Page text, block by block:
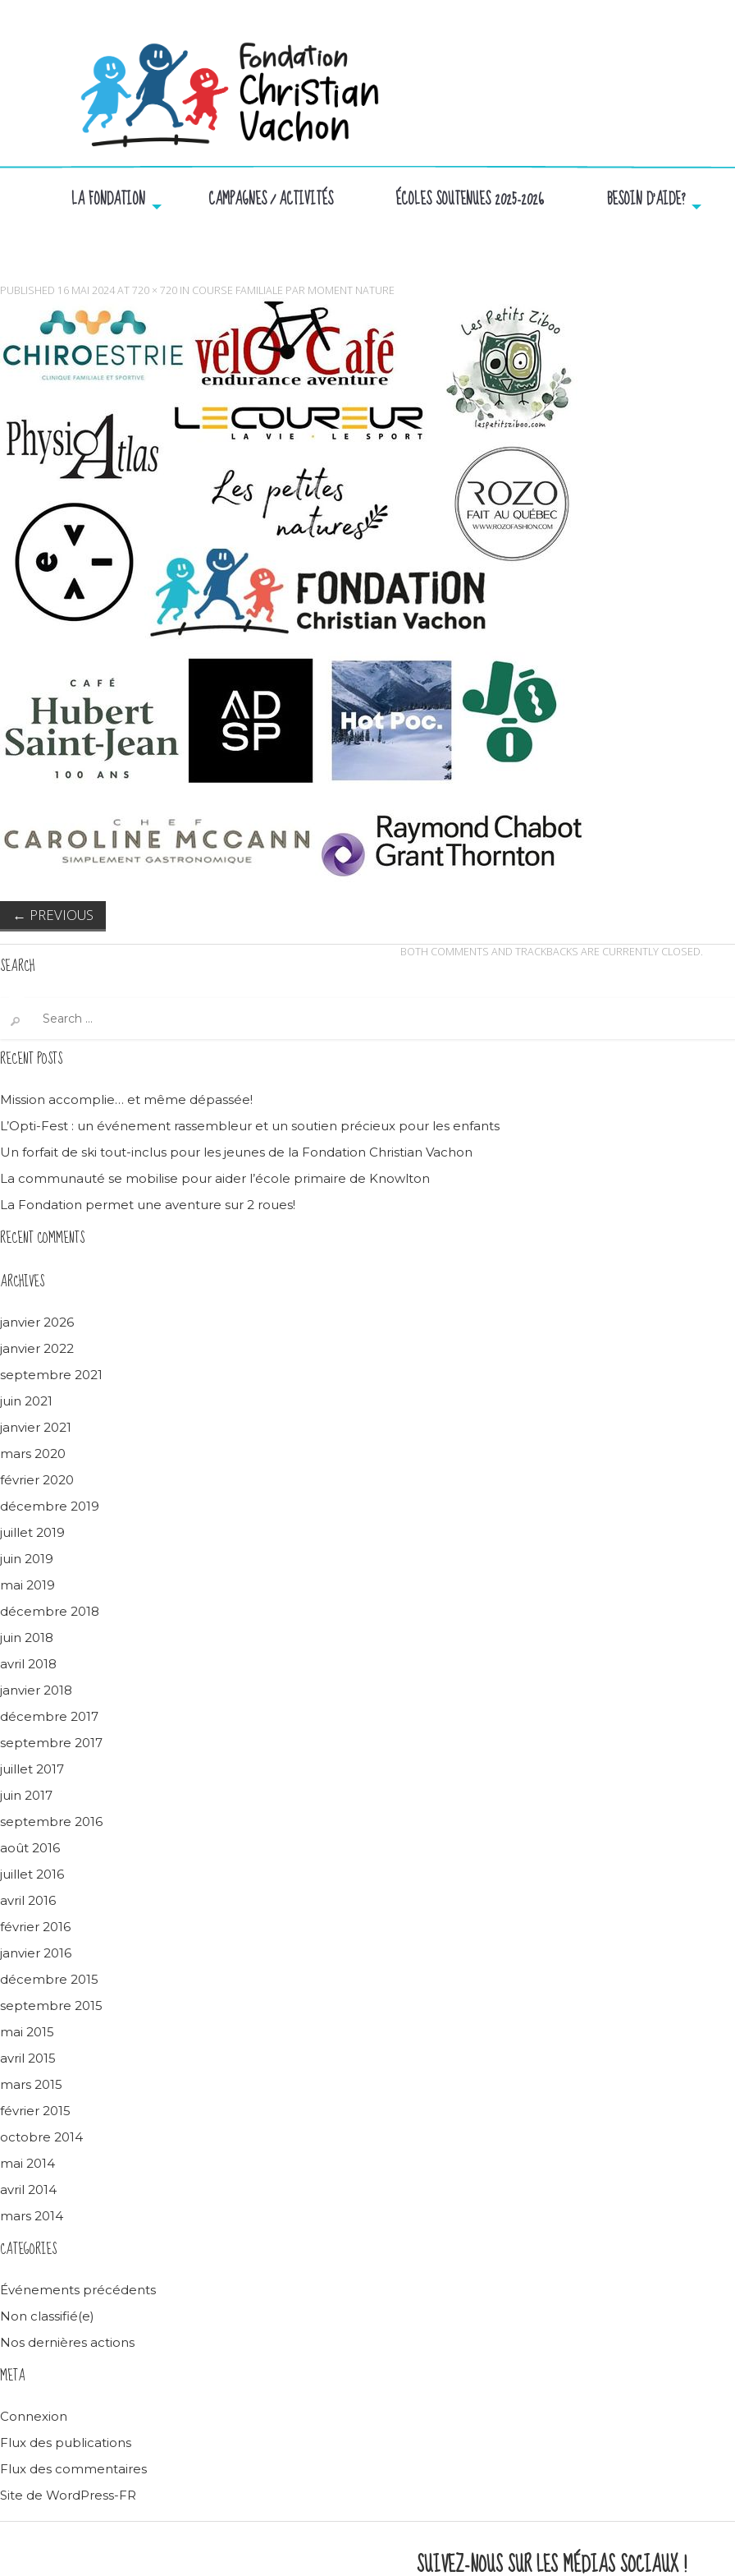
LA FONDATION CAMPAGNES / ACTIVITÉS ÉCOLES SOUTENUES 2025-2026 BESOIN D’AIDE?
PUBLISHED 16 MAI 2024AT720 × 720 IN COURSE FAMILIALE PAR MOMENT NATURE
← PREVIOUS
BOTH COMMENTS AND TRACKBACKS ARE CURRENTLY CLOSED.
SEARCH
for:
RECENT POSTS
Mission accomplie… et même dépassée!
L’Opti-Fest : un événement rassembleur et un soutien précieux pour les enfants
Un forfait de ski tout-inclus pour les jeunes de la Fondation Christian Vachon
La communauté se mobilise pour aider l’école primaire de Knowlton
La Fondation permet une aventure sur 2 roues!
RECENT COMMENTS
ARCHIVES
janvier 2026
janvier 2022
septembre 2021
juin 2021
janvier 2021
mars 2020
février 2020
décembre 2019
juillet 2019
juin 2019
mai 2019
décembre 2018
juin 2018
avril 2018
janvier 2018
décembre 2017
septembre 2017
juillet 2017
juin 2017
septembre 2016
août 2016
juillet 2016
avril 2016
février 2016
janvier 2016
décembre 2015
septembre 2015
mai 2015
avril 2015
mars 2015
février 2015
octobre 2014
mai 2014
avril 2014
mars 2014
CATEGORIES
Événements précédents
Non classifié(e)
Nos dernières actions
META
Connexion
Flux des publications
Flux des commentaires
Site de WordPress-FR
SUIVEZ-NOUS SUR LES MÉDIAS SOCIAUX !